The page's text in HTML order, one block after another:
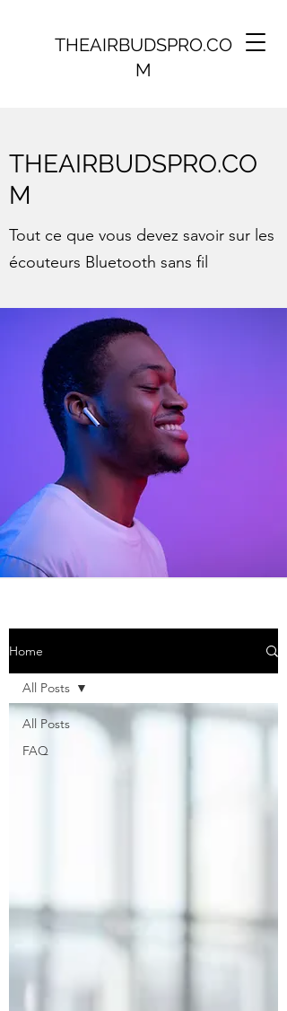
THEAIRBUDSPRO.CO
M
THEAIRBUDSPRO.CO
M
Tout ce que vous devez savoir sur les
écouteurs Bluetooth sans fil
Home
All Posts
FAQ
All Posts